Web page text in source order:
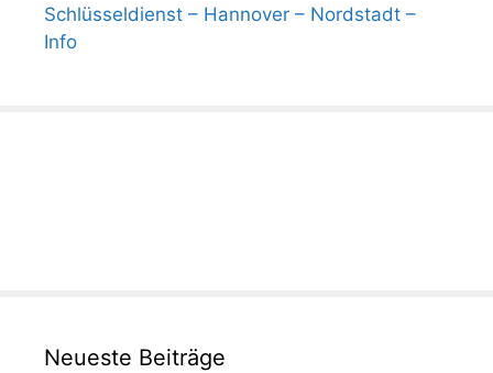
Schlüsseldienst – Hannover – Nordstadt –
Info
Neueste Beiträge